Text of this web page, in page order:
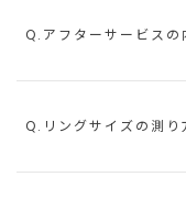
Q.アフターサービスの
Q.リングサイズの測り